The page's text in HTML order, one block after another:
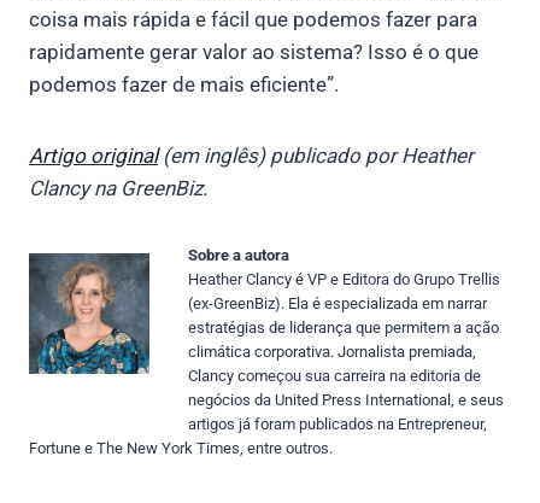
coisa mais rápida e fácil que podemos fazer para
rapidamente gerar valor ao sistema? Isso é o que
podemos fazer de mais eficiente”.
Artigo original(em inglês) publicado por Heather
Clancy na GreenBiz.
Sobre a autora
Heather Clancy é VP e Editora do Grupo Trellis
(ex-GreenBiz). Ela é especializada em narrar
estratégias de liderança que permitem a ação
climática corporativa. Jornalista premiada,
Clancy começou sua carreira na editoria de
negócios da United Press International, e seus
artigos já foram publicados na Entrepreneur,
Fortune e The New York Times, entre outros.